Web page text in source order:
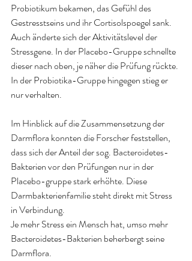
Probiotikum bekamen, das Gefühl des
Gestresstseins und ihr Cortisolspoegel sank.
Auch änderte sich der Aktivitätslevel der
Stressgene. In der Placebo-Gruppe schnellte
dieser nach oben, je näher die Prüfung rückte.
In der Probiotika-Gruppe hingegen stieg er
nur verhalten.
Im Hinblick auf die Zusammensetzung der
Darmflora konnten die Forscher feststellen,
dass sich der Anteil der sog. Bacteroidetes-
Bakterien vor den Prüfungen nur in der
Placebo-gruppe stark erhöhte. Diese
Darmbakterienfamilie steht direkt mit Stress
in Verbindung.
Je mehr Stress ein Mensch hat, umso mehr
Bacteroidetes-Bakterien beherbergt seine
Darmflora.